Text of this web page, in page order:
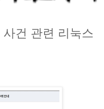
건 관련 리눅스